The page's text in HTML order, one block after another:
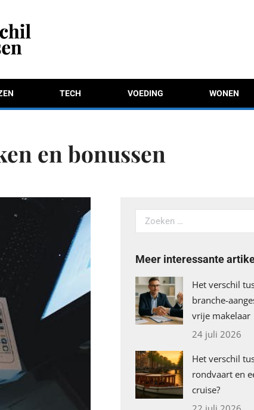
TECH VOEDING WONEN
en bonussen
Search:
Meer interessante
Het verschil
branche-
vrije makelaar
24 juli 2026
Het verschil
rondvaart en
cruise?